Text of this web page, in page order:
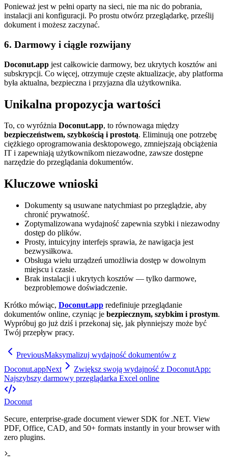
Ponieważ jest w pełni oparty na sieci, nie ma nic do pobrania,
instalacji ani konfiguracji. Po prostu otwórz przeglądarkę, prześlij
dokument i możesz zaczynać.
6. Darmowy i ciągle rozwijany
Doconut.app jest całkowicie darmowy, bez ukrytych kosztów ani
subskrypcji. Co więcej, otrzymuje częste aktualizacje, aby platforma
była aktualna, bezpieczna i przyjazna dla użytkownika.
Unikalna propozycja wartości
To, co wyróżnia Doconut.app, to równowaga między
bezpieczeństwem, szybkością i prostotą. Eliminują one potrzebę
ciężkiego oprogramowania desktopowego, zmniejszają obciążenia
IT i zapewniają użytkownikom niezawodne, zawsze dostępne
narzędzie do przeglądania dokumentów.
Kluczowe wnioski
Dokumenty są usuwane natychmiast po przeglądzie, aby
chronić prywatność.
Zoptymalizowana wydajność zapewnia szybki i niezawodny
dostęp do plików.
Prosty, intuicyjny interfejs sprawia, że nawigacja jest
bezwysiłkowa.
Obsługa wielu urządzeń umożliwia dostęp w dowolnym
miejscu i czasie.
Brak instalacji i ukrytych kosztów — tylko darmowe,
bezproblemowe doświadczenie.
Krótko mówiąc, Doconut.app redefiniuje przeglądanie
dokumentów online, czyniąc je bezpiecznym, szybkim i prostym.
Wypróbuj go już dziś i przekonaj się, jak płynniejszy może być
Twój przepływ pracy.
PreviousMaksymalizuj wydajność dokumentów z
Doconut.appNext
Zwiększ swoją wydajność z DoconutApp:
Najszybszy darmowy przeglądarka Excel online
Doconut
Secure, enterprise-grade document viewer SDK for .NET. View
PDF, Office, CAD, and 50+ formats instantly in your browser with
zero plugins.